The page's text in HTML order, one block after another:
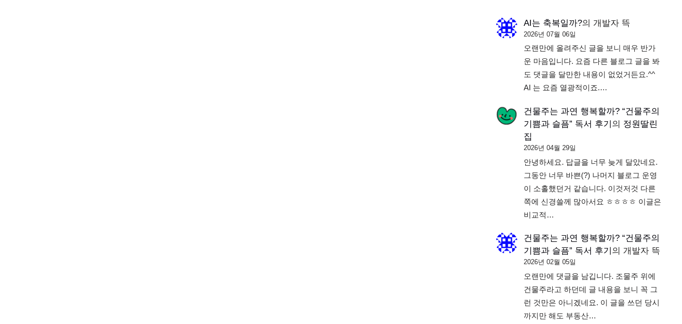
AI는 축복일까?의 개발자 뜩
2026년 07월 06일
오랜만에 올려주신 글을 보니 매우 반가
운 마음입니다. 요즘 다른 블로그 글을 봐
도 댓글을 달만한 내용이 없었거든요.^^
AI 는 요즘 열광적이죠.…
건물주는 과연 행복할까? “건물주의
기쁨과 슬픔” 독서 후기 의 정원딸린
집
2026년 04월 29일
안녕하세요. 답글을 너무 늦게 달았네요.
그동안 너무 바쁜(?) 나머지 블로그 운영
이 소홀했던거 같습니다. 이것저것 다른
쪽에 신경쓸께 많아서요 ㅎㅎㅎㅎ 이글은
비교적…
건물주는 과연 행복할까? “건물주의
기쁨과 슬픔” 독서 후기 의 개발자 뜩
2026년 02월 05일
오랜만에 댓글을 남깁니다. 조물주 위에
건물주라고 하던데 글 내용을 보니 꼭 그
런 것만은 아니겠네요. 이 글을 쓰던 당시
까지만 해도 부동산…